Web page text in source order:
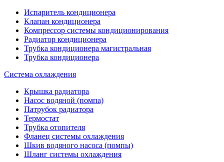
Испаритель кондиционера
Клапан кондиционера
Компрессор системы кондиционирования
Радиатор кондиционера
Трубка кондиционера магистральная
Трубка кондиционера
Система охлаждения
Крышка радиатора
Насос водяной (помпа)
Патрубок радиатора
Термостат
Трубка отопителя
Фланец системы охлаждения
Шкив водяного насоса (помпы)
Шланг системы охлаждения